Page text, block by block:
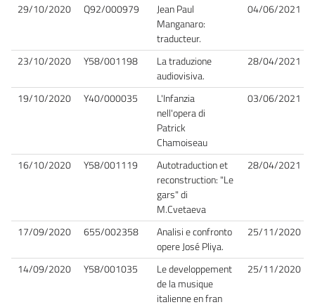
29/10/2020 Q92/000979
Jean Paul
Manganaro:
traducteur.
04/06/2021
23/10/2020 Y58/001198
La traduzione
audiovisiva.
28/04/2021
19/10/2020 Y40/000035
L'Infanzia
nell'opera di
Patrick
Chamoiseau
03/06/2021
16/10/2020 Y58/001119
Autotraduction et
reconstruction: "Le
gars" di
M.Cvetaeva
28/04/2021
17/09/2020 655/002358
Analisi e confronto
opere José Pliya.
25/11/2020
14/09/2020 Y58/001035
Le developpement
de la musique
italienne en fran
25/11/2020